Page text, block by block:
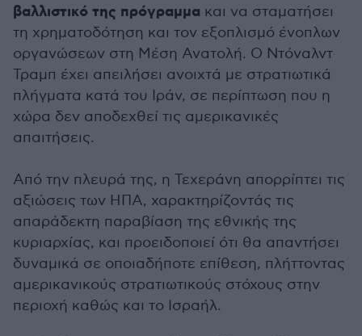
βαλλιστικό της πρόγραμμα και να σταματήσει
τη χρηματοδότηση και τον εξοπλισμό ένοπλων
οργανώσεων στη Μέση Ανατολή. Ο Ντόναλντ
Τραμπ έχει απειλήσει ανοιχτά με στρατιωτικά
πλήγματα κατά του Ιράν, σε περίπτωση που η
χώρα δεν αποδεχθεί τις αμερικανικές
απαιτήσεις.
Από την πλευρά της, η Τεχεράνη απορρίπτει τις
αξιώσεις των ΗΠΑ, χαρακτηρίζοντάς τις
απαράδεκτη παραβίαση της εθνικής της
κυριαρχίας, και προειδοποιεί ότι θα απαντήσει
δυναμικά σε οποιαδήποτε επίθεση, πλήττοντας
αμερικανικούς στρατιωτικούς στόχους στην
περιοχή καθώς και το Ισραήλ.